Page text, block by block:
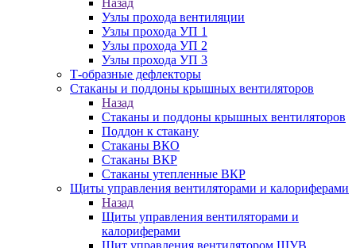
Назад
Узлы прохода вентиляции
Узлы прохода УП 1
Узлы прохода УП 2
Узлы прохода УП 3
Т-образные дефлекторы
Стаканы и поддоны крышных вентиляторов
Назад
Стаканы и поддоны крышных вентиляторов
Поддон к стакану
Стаканы ВКО
Стаканы ВКР
Стаканы утепленные ВКР
Щиты управления вентиляторами и калориферами
Назад
Щиты управления вентиляторами и
калориферами
Щит управления вентилятором ЩУВ